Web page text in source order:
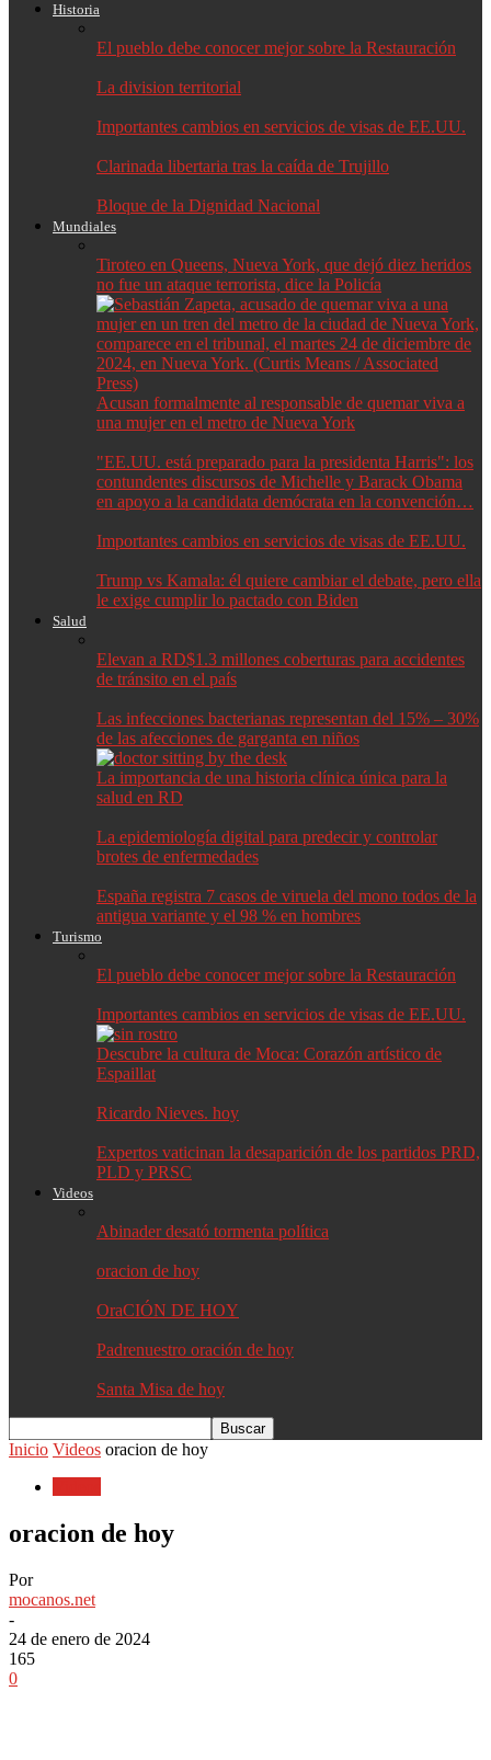
Historia
El pueblo debe conocer mejor sobre la Restauración
La division territorial
Importantes cambios en servicios de visas de EE.UU.
Clarinada libertaria tras la caída de Trujillo
Bloque de la Dignidad Nacional
Mundiales
Tiroteo en Queens, Nueva York, que dejó diez heridos
no fue un ataque terrorista, dice la Policía
Acusan formalmente al responsable de quemar viva a
una mujer en el metro de Nueva York
"EE.UU. está preparado para la presidenta Harris": los
contundentes discursos de Michelle y Barack Obama
en apoyo a la candidata demócrata en la convención…
Importantes cambios en servicios de visas de EE.UU.
Trump vs Kamala: él quiere cambiar el debate, pero ella
le exige cumplir lo pactado con Biden
Salud
Elevan a RD$1.3 millones coberturas para accidentes
de tránsito en el país
Las infecciones bacterianas representan del 15% – 30%
de las afecciones de garganta en niños
La importancia de una historia clínica única para la
salud en RD
La epidemiología digital para predecir y controlar
brotes de enfermedades
España registra 7 casos de viruela del mono todos de la
antigua variante y el 98 % en hombres
Turismo
El pueblo debe conocer mejor sobre la Restauración
Importantes cambios en servicios de visas de EE.UU.
Descubre la cultura de Moca: Corazón artístico de
Espaillat
Ricardo Nieves. hoy
Expertos vaticinan la desaparición de los partidos PRD,
PLD y PRSC
Videos
Abinader desató tormenta política
oracion de hoy
OraCIÓN DE HOY
Padrenuestro oración de hoy
Santa Misa de hoy
Inicio Videos oracion de hoy
oracion de hoy
Por
mocanos.net
-
24 de enero de 2024
165
0